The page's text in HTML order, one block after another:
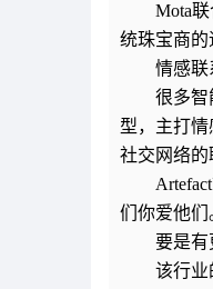
Mota
统珠宝商的
情感联
很多智
型，主打
社交网络的
们你爱他们
要是有
该行业